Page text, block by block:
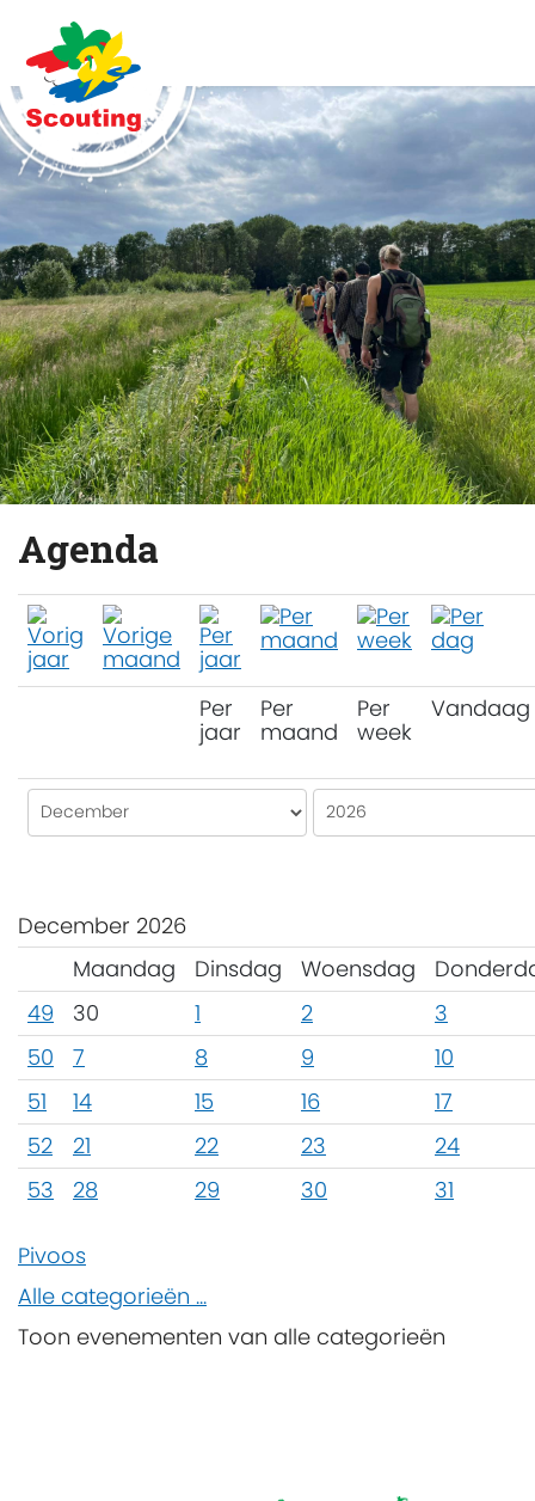
Agenda
Per
jaar
Per
maand
Per
week
Vandaag
December 2026
Maandag
Dinsdag Woensdag
49
30 1 2
3
50
7 8 9
10
51
14 15 16
17
52
21 22 23
24
53
28 29 30 31
Pivoos
Alle categorieën ...
Toon evenementen van alle categorieën